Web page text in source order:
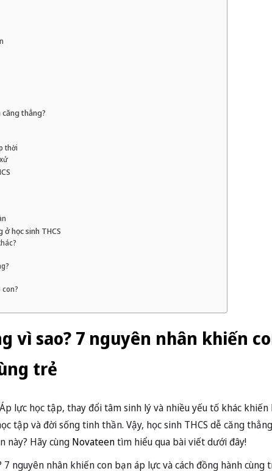
thẳng?
thời
học sinh THCS
con?
vì sao? 7 nguyên nhân khiến
trẻ
lực học tập, thay đổi tâm sinh lý và nhiều yếu tố khác khiến
tập và đời sống tinh thần. Vậy, học sinh THCS dễ căng
này? Hãy cùng Novateentìm hiểu qua bài viết dưới đây!